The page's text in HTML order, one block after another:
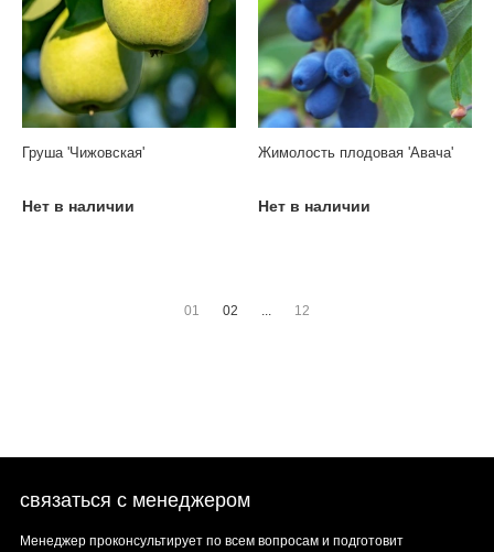
Груша 'Чижовская'
Нет в наличии
Жимолость плодовая 'Авача'
Нет в наличии
01 02 ... 12
связаться с менеджером
Менеджер проконсультирует по всем вопросам и подготовит